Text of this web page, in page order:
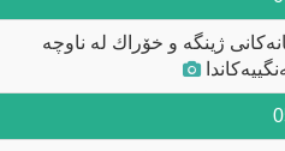
ژینگە و خۆراك لە ناوچە